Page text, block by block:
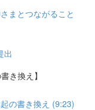
まとつながること
出
き換え】
の書き換え (9:23)